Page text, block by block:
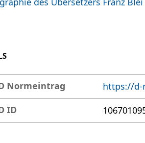
Normeintrag https://d-
ID